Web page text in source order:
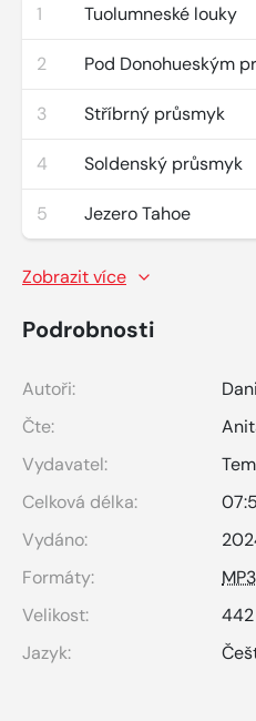
1 Tuolumneské louky
2 Pod Donohueským
3 Stříbrný průsmyk
4 Soldenský průsmyk
5 Jezero Tahoe
Zobrazit více
Podrobnosti
Autoři:
Čte:
Vydavatel:
Celková délka:
Vydáno:
Formáty:
MP3
Velikost:
442
Jazyk: